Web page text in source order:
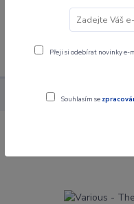
Alba CD Various -
Various - The
Přeji si odebírat novinky e-
Souhlasím se